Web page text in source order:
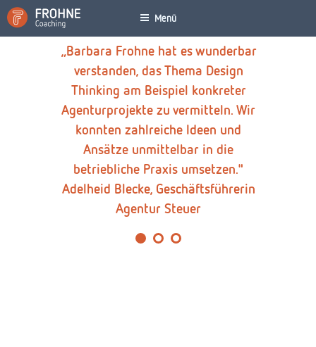
Zum
Inhalt
Menü
„Barbara Frohne hat es wunderbar
verstanden, das Thema Design
Thinking am Beispiel konkreter
Agenturprojekte zu vermitteln. Wir
konnten zahlreiche Ideen und
Ansätze unmittelbar in die
betriebliche Praxis umsetzen."
Adelheid Blecke, Geschäftsführerin
Agentur Steuer